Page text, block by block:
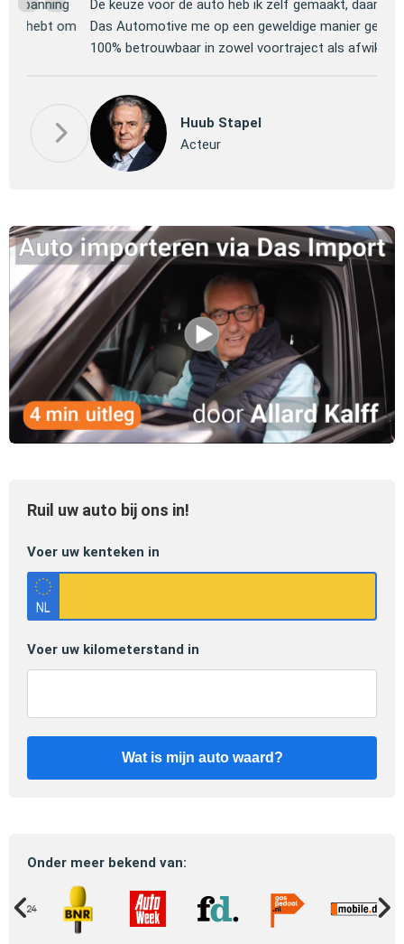
De keuze voor de auto heb ik zelf gemaakt, daarna heeft
Das Automotive me op een geweldige manier geholpen.
100% betrouwbaar in zowel voortraject als afwikkeling.
Huub Stapel
Acteur
Ruil uw auto bij ons in!
Voer uw kenteken in
Voer uw kilometerstand in
Wat is mijn auto waard?
Onder meer bekend van: